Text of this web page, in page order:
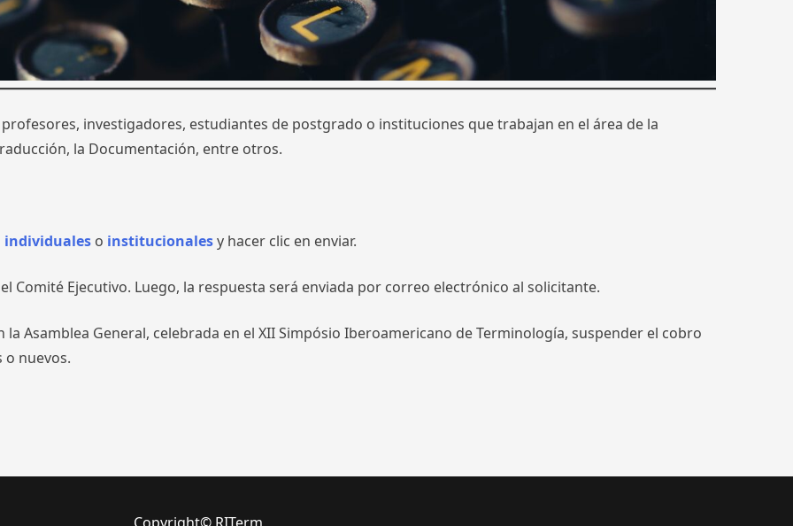
investigadores, estudiantes de postgrado o instituciones que trabajan en el área de la
la Documentación, entre otros.
individuales o institucionalesy hacer clic en enviar.
Comité Ejecutivo. Luego, la respuesta será enviada por correo electrónico al solicitante.
Asamblea General, celebrada en el XII Simpósio Iberoamericano de Terminología, suspender el cobro
o nuevos.